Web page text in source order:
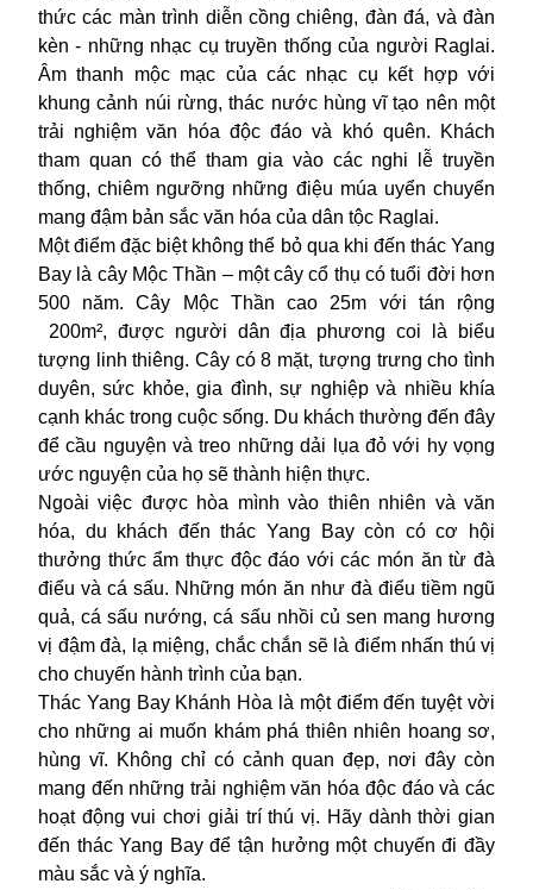
thức các màn trình diễn cồng chiêng, đàn đá, và đàn
kèn - những nhạc cụ truyền thống của người Raglai.
Âm thanh mộc mạc của các nhạc cụ kết hợp với
khung cảnh núi rừng, thác nước hùng vĩ tạo nên một
trải nghiệm văn hóa độc đáo và khó quên. Khách
tham quan có thể tham gia vào các nghi lễ truyền
thống, chiêm ngưỡng những điệu múa uyển chuyển
mang đậm bản sắc văn hóa của dân tộc Raglai.
Một điểm đặc biệt không thể bỏ qua khi đến thác Yang
Bay là cây Mộc Thần – một cây cổ thụ có tuổi đời hơn
500 năm. Cây Mộc Thần cao 25m với tán rộng
200m², được người dân địa phương coi là biểu
tượng linh thiêng. Cây có 8 mặt, tượng trưng cho tình
duyên, sức khỏe, gia đình, sự nghiệp và nhiều khía
cạnh khác trong cuộc sống. Du khách thường đến đây
để cầu nguyện và treo những dải lụa đỏ với hy vọng
ước nguyện của họ sẽ thành hiện thực.
Ngoài việc được hòa mình vào thiên nhiên và văn
hóa, du khách đến thác Yang Bay còn có cơ hội
thưởng thức ẩm thực độc đáo với các món ăn từ đà
điểu và cá sấu. Những món ăn như đà điểu tiềm ngũ
quả, cá sấu nướng, cá sấu nhồi củ sen mang hương
vị đậm đà, lạ miệng, chắc chắn sẽ là điểm nhấn thú vị
cho chuyến hành trình của bạn.
Thác Yang Bay Khánh Hòa là một điểm đến tuyệt vời
cho những ai muốn khám phá thiên nhiên hoang sơ,
hùng vĩ. Không chỉ có cảnh quan đẹp, nơi đây còn
mang đến những trải nghiệm văn hóa độc đáo và các
hoạt động vui chơi giải trí thú vị. Hãy dành thời gian
đến thác Yang Bay để tận hưởng một chuyến đi đầy
màu sắc và ý nghĩa.